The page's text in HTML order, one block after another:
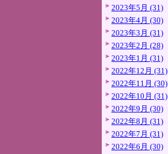
2023年5月 (31)
2023年4月 (30)
2023年3月 (31)
2023年2月 (28)
2023年1月 (31)
2022年12月 (31)
2022年11月 (30)
2022年10月 (31)
2022年9月 (30)
2022年8月 (31)
2022年7月 (31)
2022年6月 (30)